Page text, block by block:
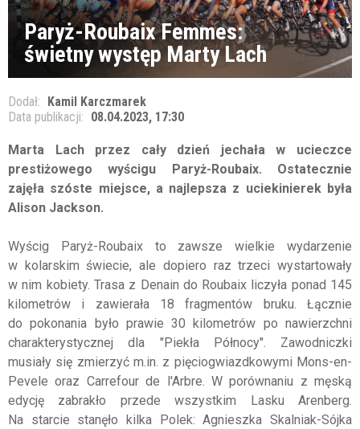
Paryż-Roubaix Femmes:
świetny występ Marty Lach
Dodał: Kamil Karczmarek
Data publikacji: 08.04.2023, 17:30
Marta Lach przez cały dzień jechała w ucieczce
prestiżowego wyścigu Paryż-Roubaix. Ostatecznie
zajęła szóste miejsce, a najlepsza z uciekinierek była
Alison Jackson.
Wyścig Paryż-Roubaix to zawsze wielkie wydarzenie
w kolarskim świecie, ale dopiero raz trzeci wystartowały
w nim kobiety. Trasa z Denain do Roubaix liczyła ponad 145
kilometrów i zawierała 18 fragmentów bruku. Łącznie
do pokonania było prawie 30 kilometrów po nawierzchni
charakterystycznej dla "Piekła Północy". Zawodniczki
musiały się zmierzyć m.in. z pięciogwiazdkowymi Mons-en-
Pevele oraz Carrefour de l'Arbre. W porównaniu z męską
edycję zabrakło przede wszystkim Lasku Arenberg.
Na starcie stanęło kilka Polek: Agnieszka Skalniak-Sójka